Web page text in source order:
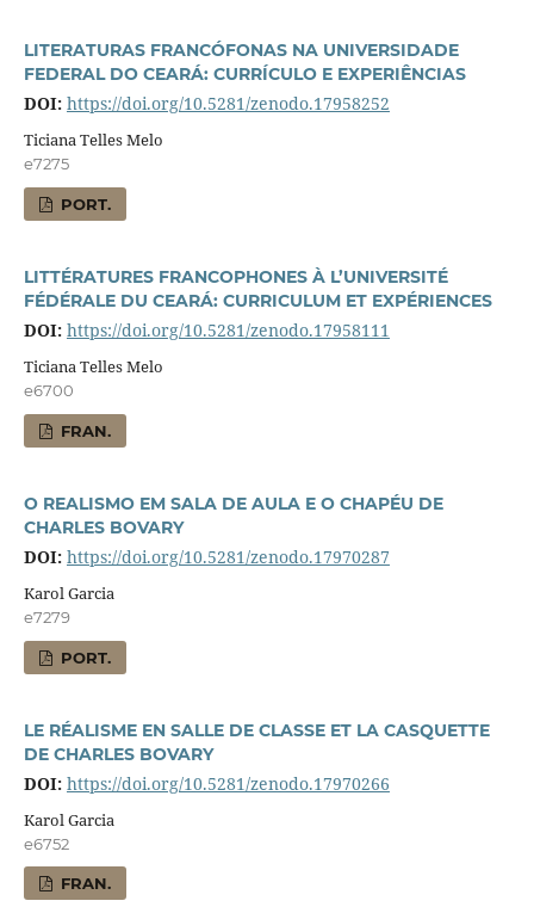
LITERATURAS FRANCÓFONAS NA UNIVERSIDADE
FEDERAL DO CEARÁ: CURRÍCULO E EXPERIÊNCIAS
DOI: https://doi.org/10.5281/zenodo.17958252
Ticiana Telles Melo
e7275
PORT.
LITTÉRATURES FRANCOPHONES À L’UNIVERSITÉ
FÉDÉRALE DU CEARÁ: CURRICULUM ET EXPÉRIENCES
DOI: https://doi.org/10.5281/zenodo.17958111
Ticiana Telles Melo
e6700
FRAN.
O REALISMO EM SALA DE AULA E O CHAPÉU DE
CHARLES BOVARY
DOI: https://doi.org/10.5281/zenodo.17970287
Karol Garcia
e7279
PORT.
LE RÉALISME EN SALLE DE CLASSE ET LA CASQUETTE
DE CHARLES BOVARY
DOI: https://doi.org/10.5281/zenodo.17970266
Karol Garcia
e6752
FRAN.